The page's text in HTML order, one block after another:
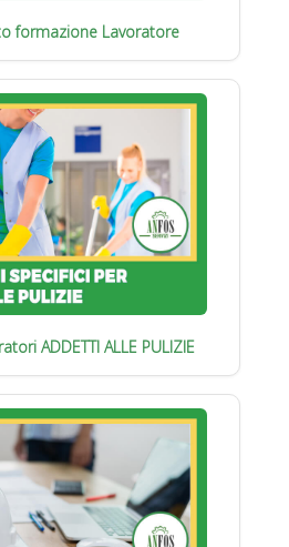
formazione Lavoratore
ADDETTI ALLE PULIZIE